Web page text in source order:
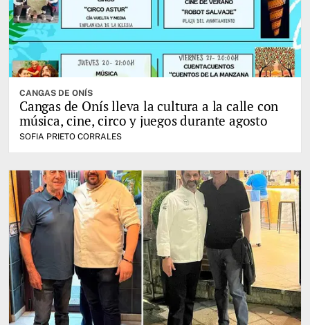
CANGAS DE ONÍS
Cangas de Onís lleva la cultura a la calle con
música, cine, circo y juegos durante agosto
SOFIA PRIETO CORRALES